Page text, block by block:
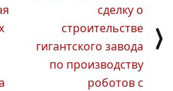
сделку о
строительстве
гигантского завода
по производству
роботов с
⟩